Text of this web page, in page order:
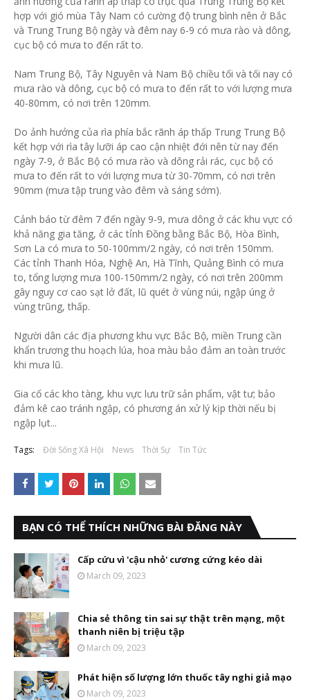
hợp với gió mùa Tây Nam có cường độ trung bình nên ở Bắc
và Trung Trung Bộ ngày và đêm nay 6-9 có mưa rào và dông,
cục bộ có mưa to đến rất to.
Nam Trung Bộ, Tây Nguyên và Nam Bộ chiều tối và tối nay có
mưa rào và dông, cục bộ có mưa to đến rất to với lượng mưa
40-80mm, có nơi trên 120mm.
Do ảnh hưởng của rìa phía bắc rãnh áp thấp Trung Trung Bộ
kết hợp với rìa tây lưỡi áp cao cận nhiệt đới nên từ nay đến
ngày 7-9, ở Bắc Bộ có mưa rào và dông rải rác, cục bộ có
mưa to đến rất to với lượng mưa từ 30-70mm, có nơi trên
90mm (mưa tập trung vào đêm và sáng sớm).
Cảnh báo từ đêm 7 đến ngày 9-9, mưa dông ở các khu vực có
khả năng gia tăng, ở các tỉnh Đồng bằng Bắc Bộ, Hòa Bình,
Sơn La có mưa to 50-100mm/2 ngày, có nơi trên 150mm.
Các tỉnh Thanh Hóa, Nghệ An, Hà Tĩnh, Quảng Bình có mưa
to, tổng lượng mưa 100-150mm/2 ngày, có nơi trên 200mm
gây nguy cơ cao sạt lở đất, lũ quét ở vùng núi, ngập úng ở
vùng trũng, thấp.
Người dân các địa phương khu vực Bắc Bộ, miền Trung cần
khẩn trương thu hoạch lúa, hoa màu bảo đảm an toàn trước
khi mưa lũ.
Gia cố các kho tàng, khu vực lưu trữ sản phẩm, vật tư; bảo
đảm kê cao tránh ngập, có phương án xử lý kịp thời nếu bị
ngập lụt...
Tags: Đời Sống Xã Hội News Thời Sự Tin Tức
BẠN CÓ THỂ THÍCH NHỮNG BÀI ĐĂNG NÀY
Cấp cứu vì 'cậu nhỏ' cương cứng kéo dài
March 09, 2023
Chia sẻ thông tin sai sự thật trên mạng, một
thanh niên bị triệu tập
March 09, 2023
Phát hiện số lượng lớn thuốc tây nghi giả mạo
March 09, 2023